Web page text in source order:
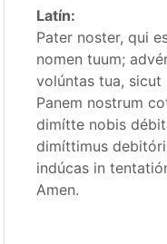
Latín:
Pater noster, qui
nomen tuum;
volúntas tua,
Panem nostrum
dimítte nobis
dimíttimus
indúcas in
Amen.